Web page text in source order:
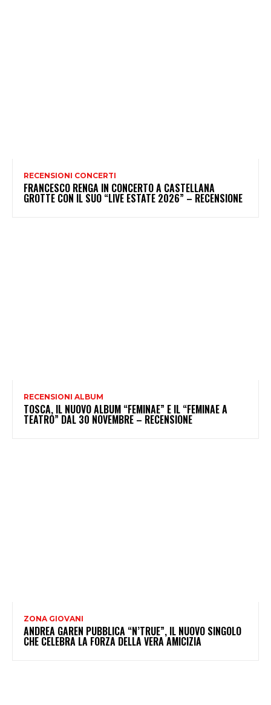
RECENSIONI CONCERTI
FRANCESCO RENGA IN CONCERTO A CASTELLANA
GROTTE CON IL SUO “LIVE ESTATE 2026” – RECENSIONE
RECENSIONI ALBUM
TOSCA, IL NUOVO ALBUM “FEMINAE” E IL “FEMINAE A
TEATRO” DAL 30 NOVEMBRE – RECENSIONE
ZONA GIOVANI
ANDREA GAREN PUBBLICA “N’TRUE”, IL NUOVO SINGOLO
CHE CELEBRA LA FORZA DELLA VERA AMICIZIA